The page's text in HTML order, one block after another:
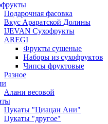
Подарочная фасовка
Вкус Араратской Долины
IJEVAN Сухофрукты
AREGI
Фрукты сушеные
Наборы из сухофруктов
Чипсы фруктовые
Разное
Алани весовой
Цукаты "Циацан Ани"
Цукаты "другое"